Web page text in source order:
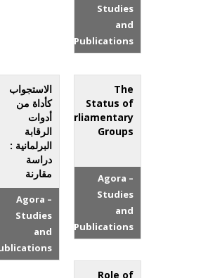
Studies
and
Publications
الاستجواب
كأداة من
أدوات
الرقابة
البرلمانية :
دراسة
مقارنة
Agora –
Studies
and
The
Status of
Parliamentary
Groups
Agora –
Studies
and
Publications
Role of